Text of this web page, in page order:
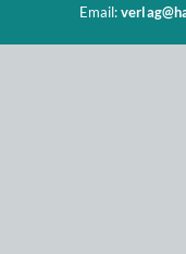
Email: